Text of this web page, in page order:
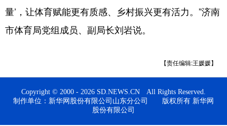
量’，让体育赋能更有质感、乡村振兴更有活力。”济南
市体育局党组成员、副局长刘岩说。
【责任编辑:王媛媛】
Copyright © 2000 - 2026 SD.NEWS.CN All Rights Reserved.
制作单位：新华网股份有限公司山东分公司 版权所有 新华网
股份有限公司